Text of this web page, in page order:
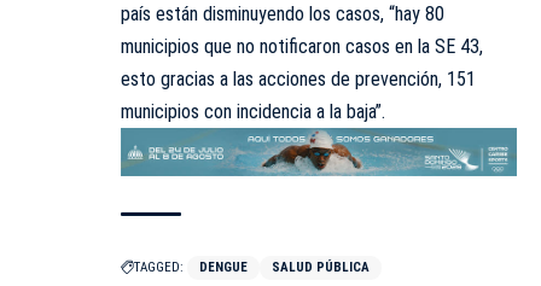
país están disminuyendo los casos, “hay 80
municipios que no notificaron casos en la SE 43,
esto gracias a las acciones de prevención, 151
municipios con incidencia a la baja”.
TAGGED: DENGUE SALUD PÚBLICA